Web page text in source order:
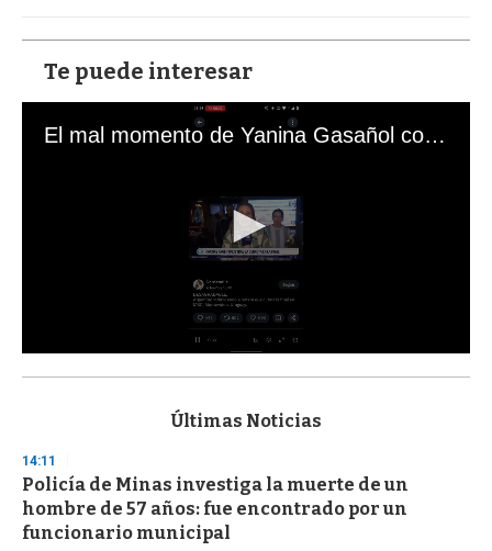
Te puede interesar
El mal momento de Yanina Gasañol con un hincha argentino en "Subrayado"
s
d
s
o
f
3
Últimas Noticias
14:11
Policía de Minas investiga la muerte de un
hombre de 57 años: fue encontrado por un
funcionario municipal